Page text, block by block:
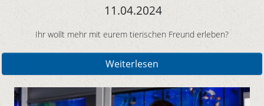
11.04.2024
Ihr wollt mehr mit eurem tierischen Freund erleben?
Weiterlesen